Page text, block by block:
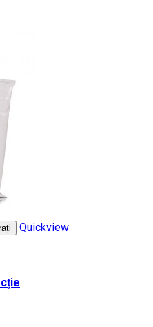
Quickview